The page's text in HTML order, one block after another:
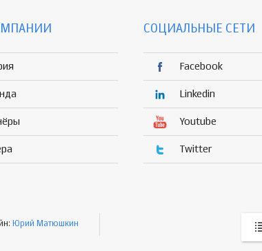
СОЦИАЛЬНЫЕ СЕТИ
Facebook
Linkedin
Youtube
Twitter
Юрий Матюшкин